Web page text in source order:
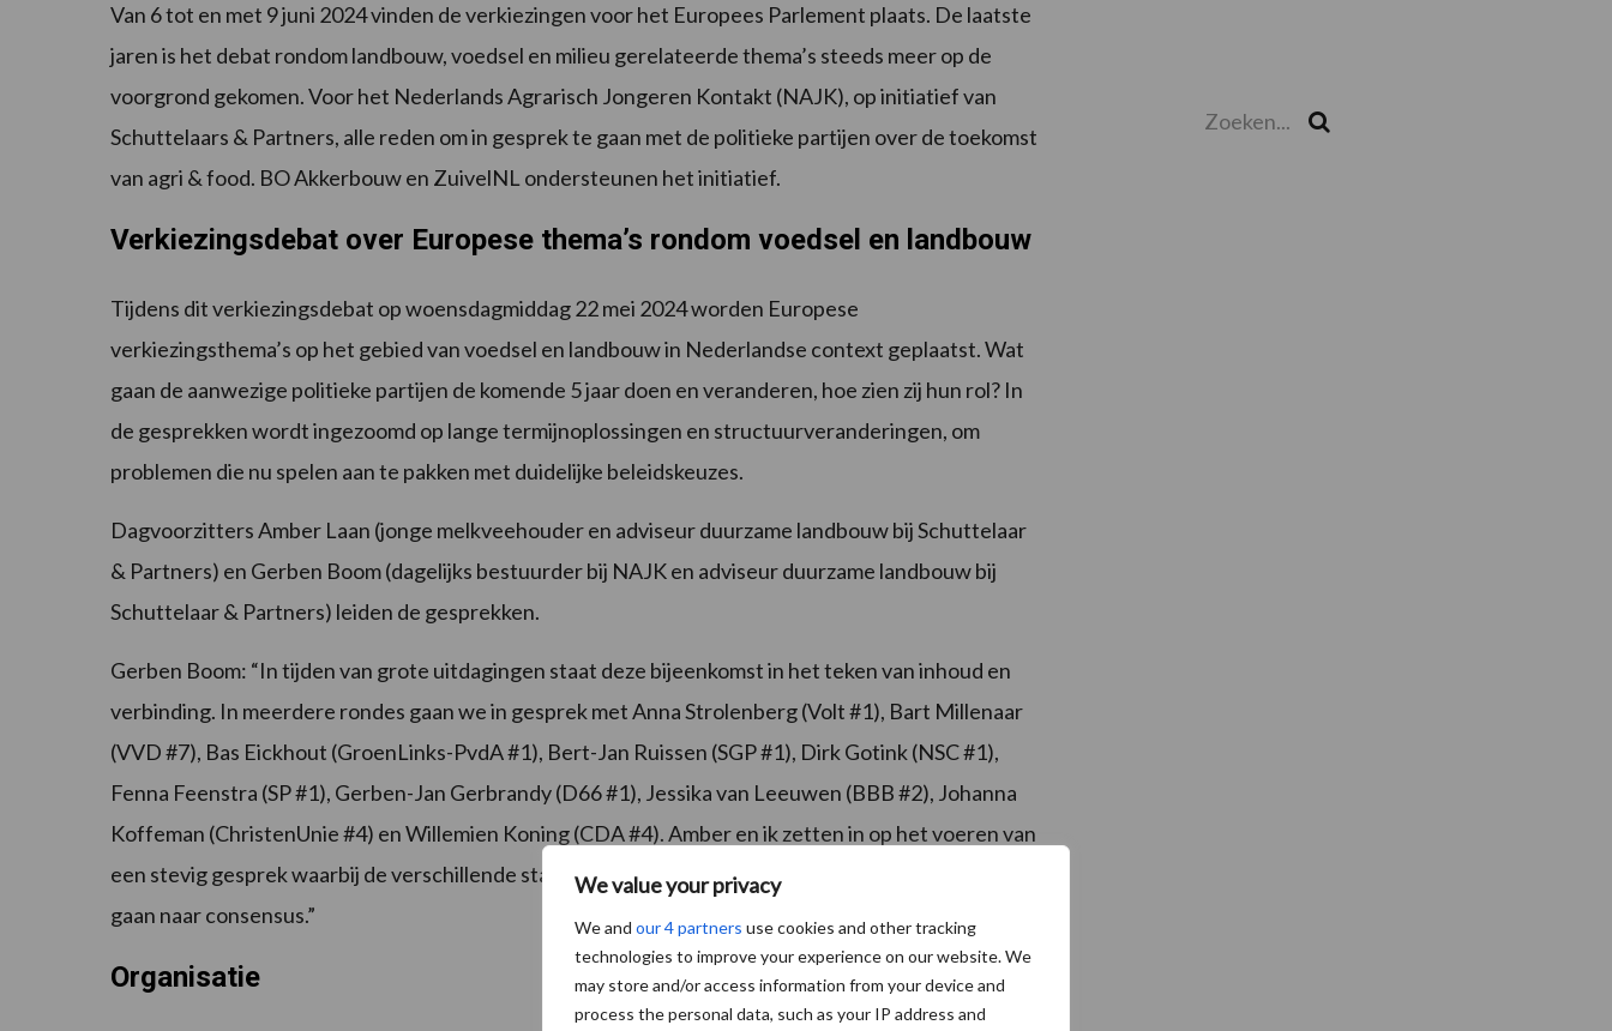
We value your privacy
We and our 4 partners use cookies and other tracking
technologies to improve your experience on our website. We
may store and/or access information from your device and
process the personal data, such as your IP address and
Van 6 tot en met 9 juni 2024 vinden de verkiezingen voor het Europees Parlement plaats. De laatste
jaren is het debat rondom landbouw, voedsel en milieu gerelateerde thema’s steeds meer op de
voorgrond gekomen. Voor het Nederlands Agrarisch Jongeren Kontakt (NAJK), op initiatief van
Schuttelaars & Partners, alle reden om in gesprek te gaan met de politieke partijen over de toekomst
van agri & food. BO Akkerbouw en ZuivelNL ondersteunen het initiatief.
Verkiezingsdebat over Europese thema’s rondom voedsel en landbouw
Tijdens dit verkiezingsdebat op woensdagmiddag 22 mei 2024 worden Europese
verkiezingsthema’s op het gebied van voedsel en landbouw in Nederlandse context geplaatst. Wat
gaan de aanwezige politieke partijen de komende 5 jaar doen en veranderen, hoe zien zij hun rol? In
de gesprekken wordt ingezoomd op lange termijnoplossingen en structuurveranderingen, om
problemen die nu spelen aan te pakken met duidelijke beleidskeuzes.
Dagvoorzitters Amber Laan (jonge melkveehouder en adviseur duurzame landbouw bij Schuttelaar
& Partners) en Gerben Boom (dagelijks bestuurder bij NAJK en adviseur duurzame landbouw bij
Schuttelaar & Partners) leiden de gesprekken.
Gerben Boom: “In tijden van grote uitdagingen staat deze bijeenkomst in het teken van inhoud en
verbinding. In meerdere rondes gaan we in gesprek met Anna Strolenberg (Volt #1), Bart Millenaar
(VVD #7), Bas Eickhout (GroenLinks-PvdA #1), Bert-Jan Ruissen (SGP #1), Dirk Gotink (NSC #1),
Fenna Feenstra (SP #1), Gerben-Jan Gerbrandy (D66 #1), Jessika van Leeuwen (BBB #2), Johanna
Koffeman (ChristenUnie #4) en Willemien Koning (CDA #4). Amber en ik zetten in op het voeren van
een stevig gesprek waarbij de verschillende standpunten zichtbaar worden, maar we ook op zoek
gaan naar consensus.”
Organisatie